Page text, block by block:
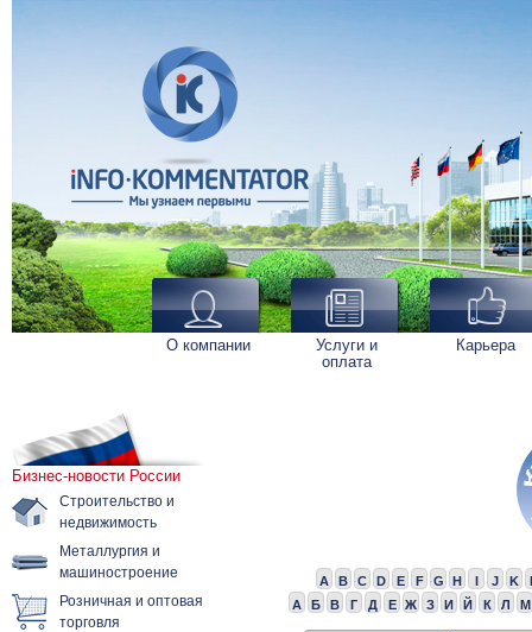
О компании
Услуги и
оплата
Карьера
Бизнес-новости России
Строительство и
недвижимость
Металлургия и
машиностроение
Розничная и оптовая
торговля
A B C D E F G H I J K
А
Б В Г Д Е Ж З И Й К Л М